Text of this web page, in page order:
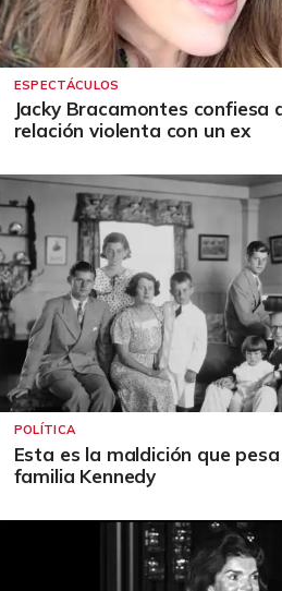
ESPECTÁCULOS
Jacky Bracamontes confiesa
relación violenta con un ex
POLÍTICA
Esta es la maldición que
familia Kennedy